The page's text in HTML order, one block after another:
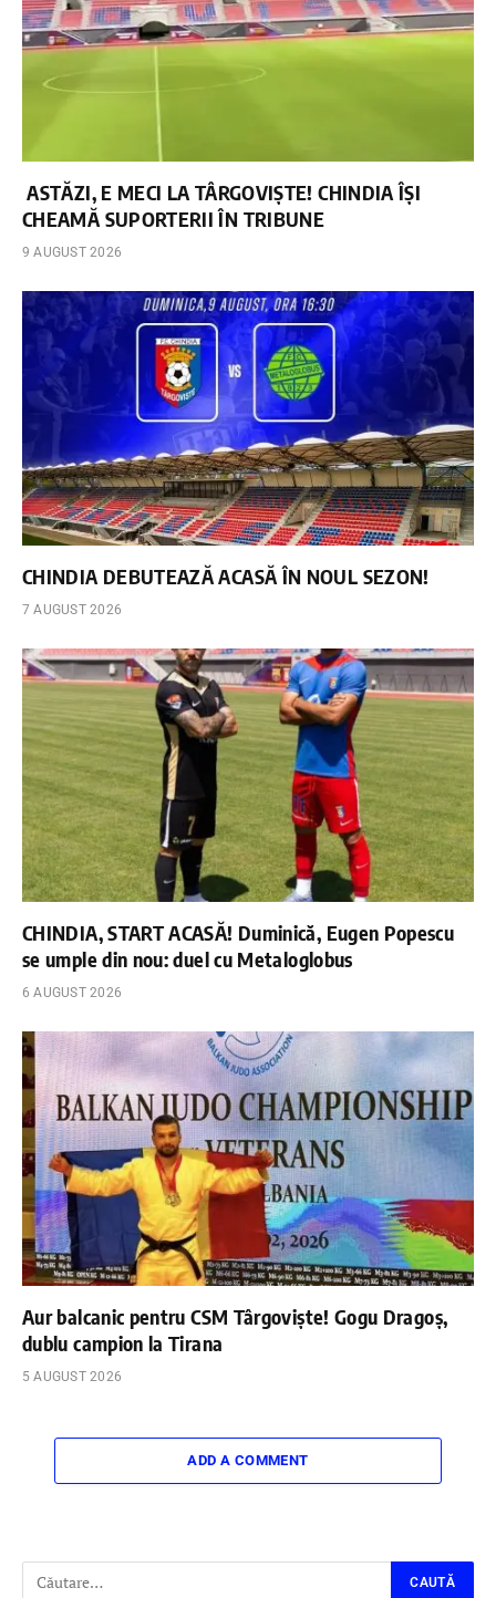
ASTĂZI, E MECI LA TÂRGOVIȘTE! CHINDIA ÎȘI
CHEAMĂ SUPORTERII ÎN TRIBUNE
9 AUGUST 2026
CHINDIA DEBUTEAZĂ ACASĂ ÎN NOUL SEZON!
7 AUGUST 2026
CHINDIA, START ACASĂ! Duminică, Eugen Popescu
se umple din nou: duel cu Metaloglobus
6 AUGUST 2026
Aur balcanic pentru CSM Târgoviște! Gogu Dragoș,
dublu campion la Tirana
5 AUGUST 2026
ADD A COMMENT